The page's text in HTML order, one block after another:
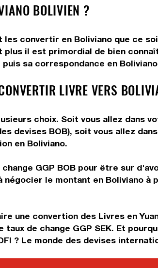
BOLIVIEN ?
les convertir en Boliviano que ce
il est primordial de bien
sa correspondance en
LIVRE VERS
choix. Soit vous allez dans
devises BOB), soit vous allez
en Boliviano.
GGP BOB pour être sur
le montant en Boliviano à
une convertion des Livres en
de change GGP SEK. Et
? Le monde des devises